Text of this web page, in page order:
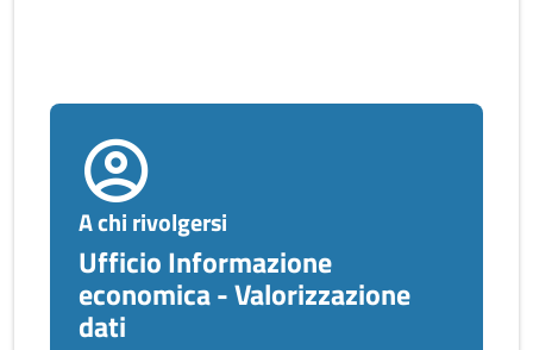
A chi rivolgersi
Ufficio Informazione
economica - Valorizzazione
dati